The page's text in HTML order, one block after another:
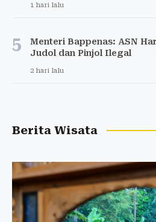
1 hari lalu
5
Menteri Bappenas: ASN
Judol dan Pinjol Ilegal
2 hari lalu
Berita Wisata